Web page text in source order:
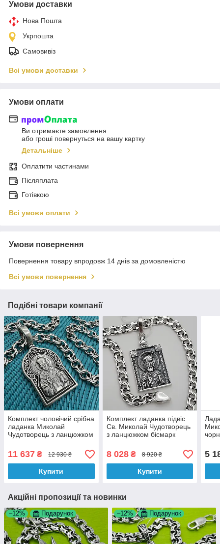
Умови доставки
Нова Пошта
Укрпошта
Самовивіз
Всі умови доставки
Умови оплати
Ви отримаєте замовлення
або гроші повернуться на вашу картку
Детальніше
Оплатити частинами
Післяплата
Готівкою
Всі умови оплати
Умови повернення
Повернення товару впродовж 14 днів за домовленістю
Всі умови повернення
Подібні товари компанії
Комплект чоловічий срібна
ладанка Миколай
Чудотворець з ланцюжком
925 проби
11 637 ₴ 12 930 ₴
Купити
Комплект ладанка підвіс
Св. Миколай Чудотворець
з ланцюжком бісмарк
8 028₴ 8 920 ₴
Купити
925
5
Акційні пропозиції та новинки
–12% Подарунок –12% Подарунок